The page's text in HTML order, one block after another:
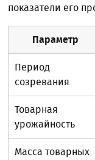
показатели его
Параметр
Период
созревания
Товарная
урожайность
Масса товарных